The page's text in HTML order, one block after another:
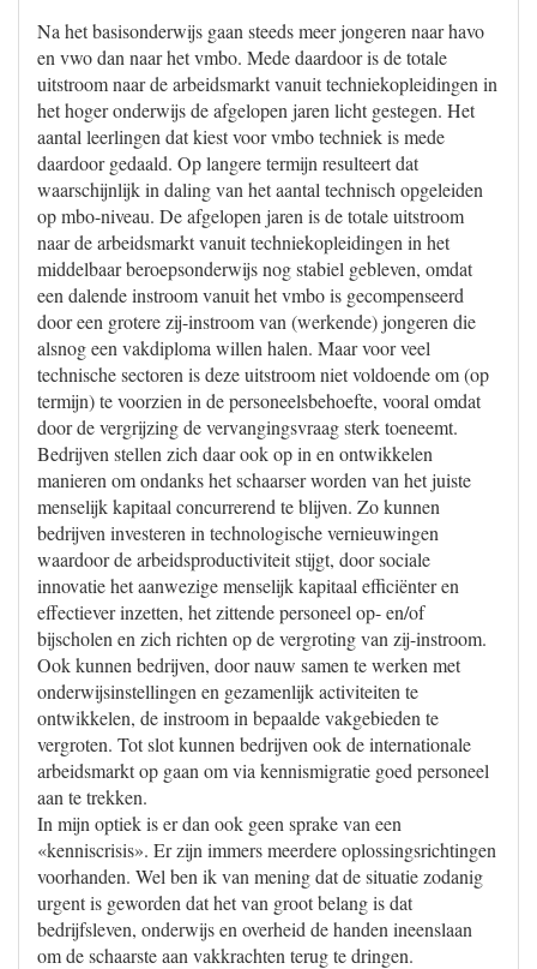
Na het basisonderwijs gaan steeds meer jongeren naar havo
en vwo dan naar het vmbo. Mede daardoor is de totale
uitstroom naar de arbeidsmarkt vanuit techniekopleidingen in
het hoger onderwijs de afgelopen jaren licht gestegen. Het
aantal leerlingen dat kiest voor vmbo techniek is mede
daardoor gedaald. Op langere termijn resulteert dat
waarschijnlijk in daling van het aantal technisch opgeleiden
op mbo-niveau. De afgelopen jaren is de totale uitstroom
naar de arbeidsmarkt vanuit techniekopleidingen in het
middelbaar beroepsonderwijs nog stabiel gebleven, omdat
een dalende instroom vanuit het vmbo is gecompenseerd
door een grotere zij-instroom van (werkende) jongeren die
alsnog een vakdiploma willen halen. Maar voor veel
technische sectoren is deze uitstroom niet voldoende om (op
termijn) te voorzien in de personeelsbehoefte, vooral omdat
door de vergrijzing de vervangingsvraag sterk toeneemt.
Bedrijven stellen zich daar ook op in en ontwikkelen
manieren om ondanks het schaarser worden van het juiste
menselijk kapitaal concurrerend te blijven. Zo kunnen
bedrijven investeren in technologische vernieuwingen
waardoor de arbeidsproductiviteit stijgt, door sociale
innovatie het aanwezige menselijk kapitaal efficiënter en
effectiever inzetten, het zittende personeel op- en/of
bijscholen en zich richten op de vergroting van zij-instroom.
Ook kunnen bedrijven, door nauw samen te werken met
onderwijsinstellingen en gezamenlijk activiteiten te
ontwikkelen, de instroom in bepaalde vakgebieden te
vergroten. Tot slot kunnen bedrijven ook de internationale
arbeidsmarkt op gaan om via kennismigratie goed personeel
aan te trekken.
In mijn optiek is er dan ook geen sprake van een
«kenniscrisis». Er zijn immers meerdere oplossingsrichtingen
voorhanden. Wel ben ik van mening dat de situatie zodanig
urgent is geworden dat het van groot belang is dat
bedrijfsleven, onderwijs en overheid de handen ineenslaan
om de schaarste aan vakkrachten terug te dringen.